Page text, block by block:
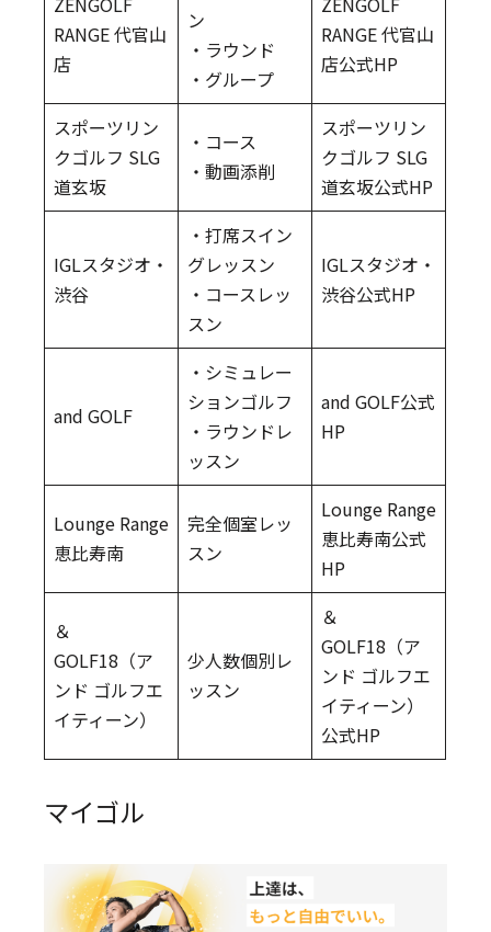
RANGE 代官山
店
ン
・ラウンド
・グループ
RANGE 代官山
店公式HP
スポーツリン
クゴルフ SLG
道玄坂
・コース
・動画添削
スポーツリン
クゴルフ SLG
道玄坂公式HP
IGLスタジオ・
渋谷
・打席スイン
グレッスン
・コースレッ
スン
IGLスタジオ・
渋谷公式HP
and GOLF
・シミュレー
ションゴルフ
・ラウンドレ
ッスン
and GOLF公式
HP
Lounge Range
恵比寿南
完全個室レッ
スン
Lounge Range
恵比寿南公式
HP
＆
GOLF18（ア
ンド ゴルフエ
イティーン）
少人数個別レ
ッスン
＆
GOLF18（ア
ンド ゴルフエ
イティーン）
公式HP
マイゴル